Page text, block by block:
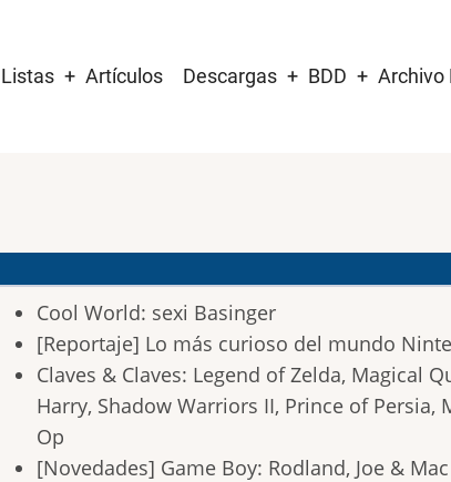
navigation
Listas Artículos Descargas BDD Archivo
Cool World: sexi Basinger
[Reportaje] Lo más curioso del mundo
Claves & Claves: Legend of Zelda, Magical
Harry, Shadow Warriors II, Prince of Persia,
Op
[Novedades] Game Boy: Rodland, Joe & Mac